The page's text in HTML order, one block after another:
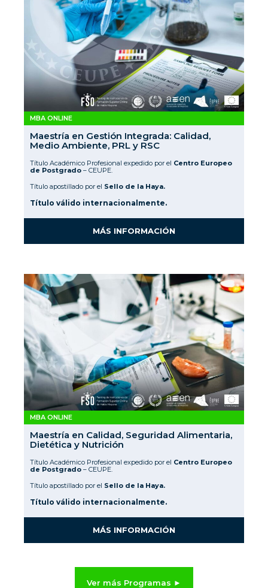
MBA ONLINE
Maestría en Gestión Integrada: Calidad,
Medio Ambiente, PRL y RSC
Título Académico Profesional expedido por el Centro Europeo
de Postgrado – CEUPE.
Título apostillado por el Sello de la Haya.
Título válido internacionalmente.
MÁS INFORMACIÓN
MBA ONLINE
Maestría en Calidad, Seguridad Alimentaria,
Dietética y Nutrición
Título Académico Profesional expedido por el Centro Europeo
de Postgrado – CEUPE.
Título apostillado por el Sello de la Haya.
Título válido internacionalmente.
MÁS INFORMACIÓN
Ver más Programas ►